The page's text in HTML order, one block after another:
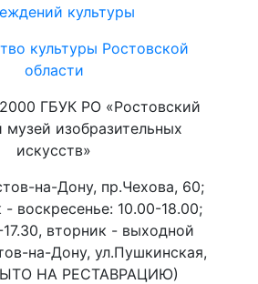
культуры
культуры Ростовской
области
ГБУК РО «Ростовский
музей изобразительных
искусств»
на-Дону, пр.Чехова, 60;
воскресенье: 10.00-18.00;
17.30, вторник - выходной
на-Дону, ул.Пушкинская,
НА РЕСТАВРАЦИЮ)